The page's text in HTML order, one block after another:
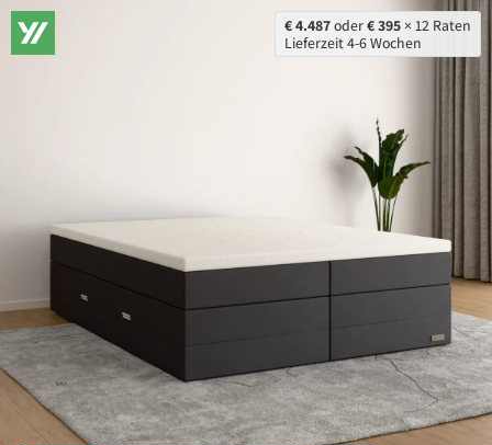
€ 4.487oder€ 395 × 12 Raten
Lieferzeit 4-6 Wochen